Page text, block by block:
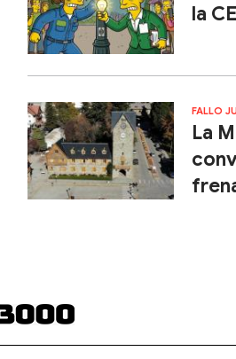
la
FALLO
La